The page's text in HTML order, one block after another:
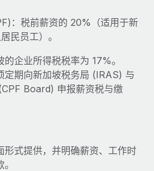
：税前薪资的 20%（适用于新
民员工）。
的企业所得税税率为 17%。
定期向新加坡税务局 (IRAS) 与
Board) 申报薪资税与缴
形式提供，并明确薪资、工作时